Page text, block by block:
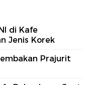
di Kafe
Jenis Korek
Prajurit